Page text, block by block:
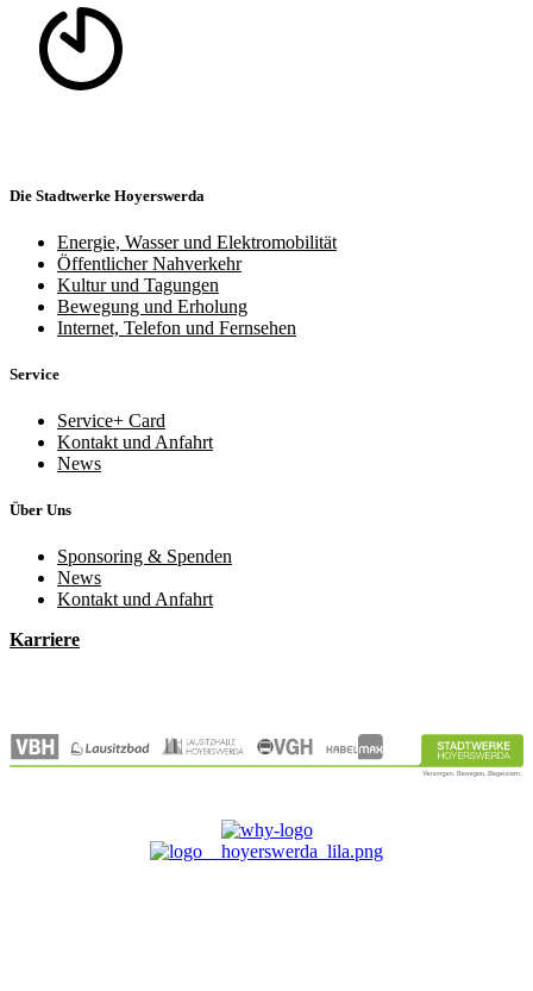
Die Stadtwerke Hoyerswerda
Energie, Wasser und Elektromobilität
Öffentlicher Nahverkehr
Kultur und Tagungen
Bewegung und Erholung
Internet, Telefon und Fernsehen
Service
Service+ Card
Kontakt und Anfahrt
News
Über Uns
Sponsoring & Spenden
News
Kontakt und Anfahrt
Karriere